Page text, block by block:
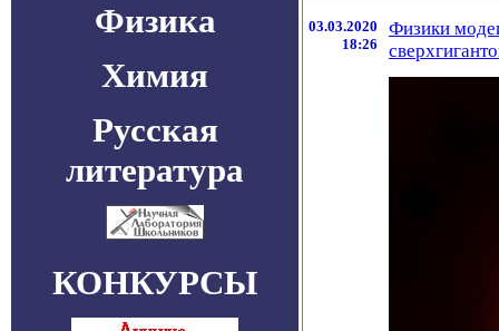
Физика
Химия
Русская
литература
КОНКУРСЫ
03.03.2020
18:26
Физики